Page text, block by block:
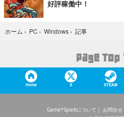
好評稼働中！
ホーム › PC › Windows › 記事
Home X STEAM
Game*Sparkについて お問合せ